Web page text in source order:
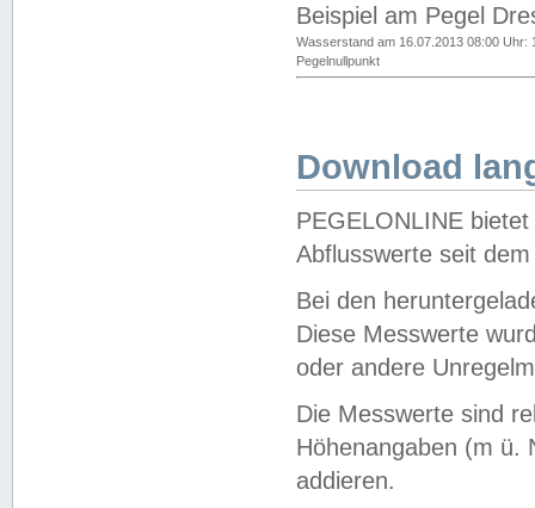
Beispiel am Pegel
Wasserstand am 16.07.2013 08:00 Uhr:
Pegelnullpunkt
Download
PEGELONLINE
Abflusswerte seit
Bei den
Diese Messwerte
oder andere
Die Messwerte sind
Höhenangaben (m ü.
addieren.